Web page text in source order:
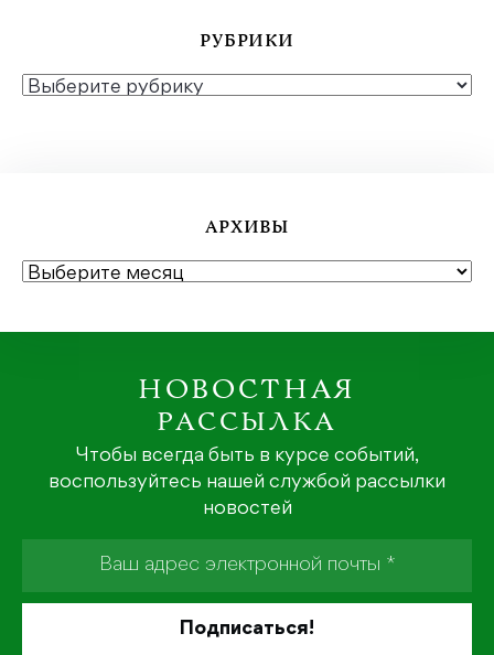
РУБРИКИ
РУБРИКИ
АРХИВЫ
АРХИВЫ
НОВОСТНАЯ
РАССЫЛКА
Чтобы всегда быть в курсе событий,
воспользуйтесь нашей службой рассылки
новостей